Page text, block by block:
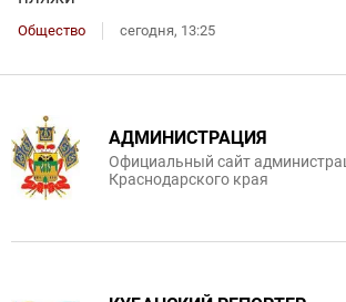
Общество сегодня, 13:25
АДМИНИСТРАЦИЯ
Официальный сайт
Краснодарского края